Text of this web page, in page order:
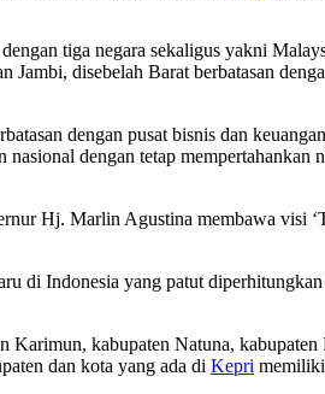
tiga negara sekaligus yakni
disebelah Barat berbatasan
dengan pusat bisnis dan
dengan tetap
Hj. Marlin Agustina membawa visi
di Indonesia yang patut
kabupaten Natuna,
dan kota yang ada di Kepri memiliki